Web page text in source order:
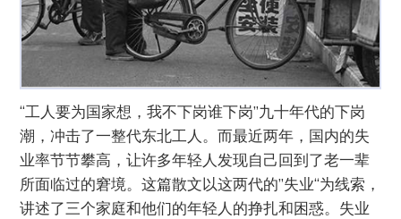
“工人要为国家想，我不下岗谁下岗”九十年代的下岗
潮，冲击了一整代东北工人。而最近两年，国内的失
业率节节攀高，让许多年轻人发现自己回到了老一辈
所面临过的窘境。这篇散文以这两代的”失业“为线索，
讲述了三个家庭和他们的年轻人的挣扎和困惑。失业